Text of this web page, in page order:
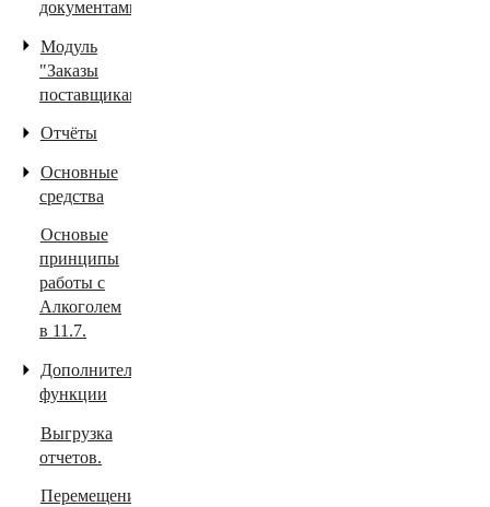
документами
Модуль
"Заказы
поставщикам"
Отчёты
Основные
средства
Основые
принципы
работы с
Алкоголем
в 11.7.
Дополнительные
функции
Выгрузка
отчетов.
Перемещение